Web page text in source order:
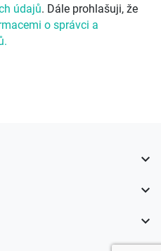
údajů. Dále prohlašuji, že
o správci a


